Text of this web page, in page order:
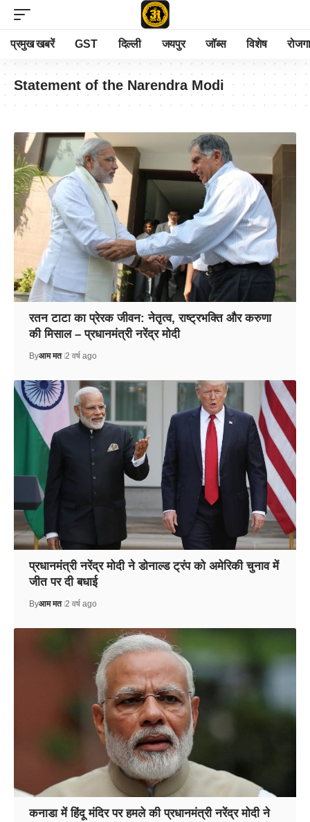
प्रमुख खबरें GST दिल्ली जयपुर जॉब्स विशेष
Statement of the Narendra Modi
रतन टाटा का प्रेरक जीवन: नेतृत्व, राष्ट्रभक्ति और करुणा
की मिसाल – प्रधानमंत्री नरेंद्र मोदी
Byआम मत 2 वर्ष ago
प्रधानमंत्री नरेंद्र मोदी ने डोनाल्ड ट्रंप को अमेरिकी चुनाव में
जीत पर दी बधाई
Byआम मत 2 वर्ष ago
कनाडा में हिंदू मंदिर पर हमले की प्रधानमंत्री नरेंद्र मोदी ने